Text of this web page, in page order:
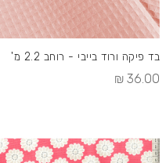
בד פיקה ורוד בייבי - רוחב 2.2 מ'
36.00 ₪